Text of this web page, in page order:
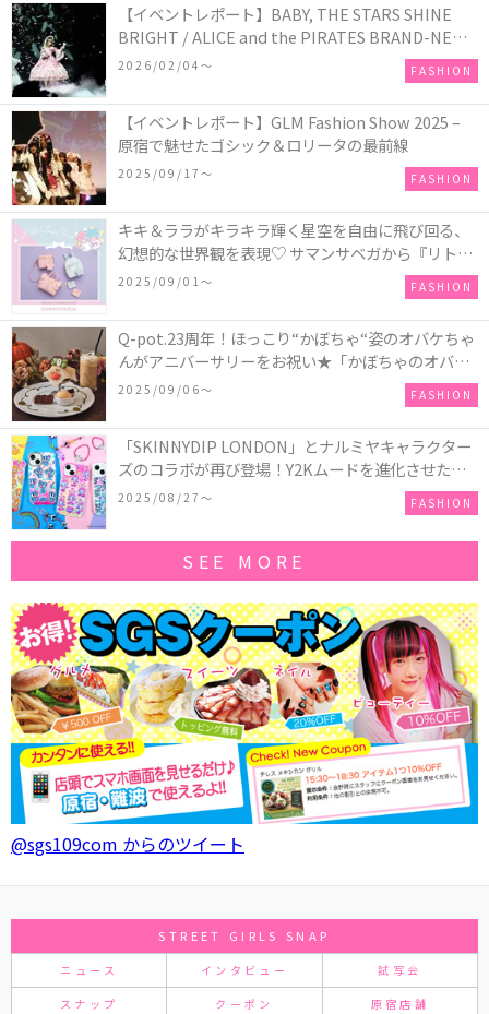
【イベントレポート】BABY, THE STARS SHINE
BRIGHT / ALICE and the PIRATES BRAND-NEW
COLLECTION in TOKYO
2026/02/04〜 FASHION
【イベントレポート】GLM Fashion Show 2025 –
原宿で魅せたゴシック＆ロリータの最前線
2025/09/17〜 FASHION
キキ＆ララがキラキラ輝く星空を自由に飛び回る、
幻想的な世界観を表現♡ サマンサベガから『リトル
ツインスターズ』50周年アニバーサリーイヤー』を
2025/09/01〜 FASHION
Q-pot.23周年！ほっこり“かぼちゃ“姿のオバケちゃ
んがアニバーサリーをお祝い★「かぼちゃのオバケ
ーキアクセサリー」が新発売！Q-pot CAFE.では
「かぼちゃのオバケーキプレート」も登場
2025/09/06〜 FASHION
「SKINNYDIP LONDON」とナルミヤキャラクター
ズのコラボが再び登場！Y2Kムードを進化させた新
作コレクションを発売♪
2025/08/27〜 FASHION
SEE MORE
@sgs109com からのツイート
STREET GIRLS SNAP
ニュース インタビュー 試写会
スナップ クーポン 原宿店舗